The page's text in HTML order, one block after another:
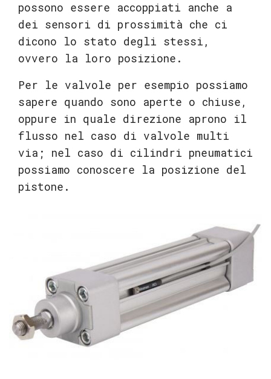
possono essere accoppiati anche a
dei sensori di prossimità che ci
dicono lo stato degli stessi,
ovvero la loro posizione.
Per le valvole per esempio possiamo
sapere quando sono aperte o chiuse,
oppure in quale direzione aprono il
flusso nel caso di valvole multi
via; nel caso di cilindri pneumatici
possiamo conoscere la posizione del
pistone.